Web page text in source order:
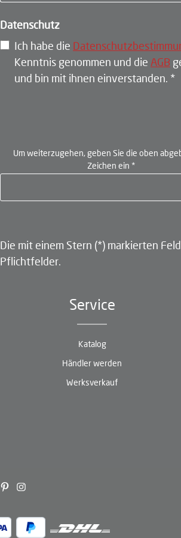
Datenschutz
Ich habe die
Kenntnis genommen und die AGB
und bin mit ihnen einverstanden. *
Um weiterzugehen, geben Sie die oben
Zeichen ein *
Die mit einem Stern (*) markierten
Pflichtfelder.
Service
Katalog
Händler werden
Werksverkauf